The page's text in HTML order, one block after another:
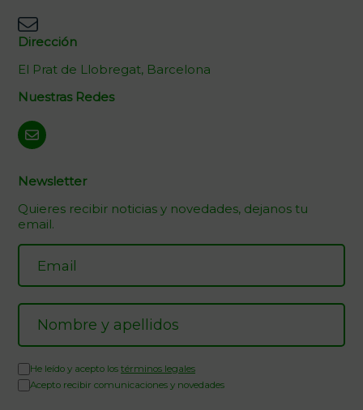
Dirección
El Prat de Llobregat, Barcelona
Nuestras Redes
Newsletter
Quieres recibir noticias y novedades, dejanos tu
email.
He leído y acepto los términos legales
Acepto recibir comunicaciones y novedades